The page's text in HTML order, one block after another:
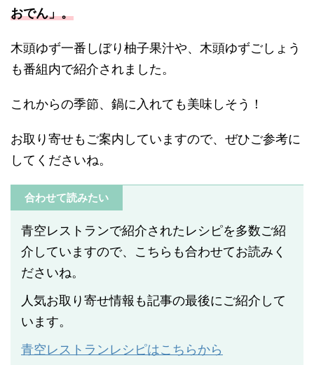
おでん」。
木頭ゆず一番しぼり柚子果汁や、木頭ゆずごしょう
も番組内で紹介されました。
これからの季節、鍋に入れても美味しそう！
お取り寄せもご案内していますので、ぜひご参考に
してくださいね。
合わせて読みたい
青空レストランで紹介されたレシピを多数ご紹
介していますので、こちらも合わせてお読みく
ださいね。
人気お取り寄せ情報も記事の最後にご紹介して
います。
青空レストランレシピはこちらから